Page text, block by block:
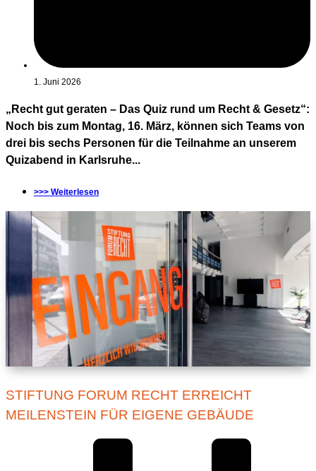
1. Juni 2026
„Recht gut geraten – Das Quiz rund um Recht & Gesetz“:
Noch bis zum Montag, 16. März, können sich Teams von
drei bis sechs Personen für die Teilnahme an unserem
Quizabend in Karlsruhe...
>>> Weiterlesen
STIFTUNG FORUM RECHT ERREICHT
MEILENSTEIN FÜR EIGENE GEBÄUDE